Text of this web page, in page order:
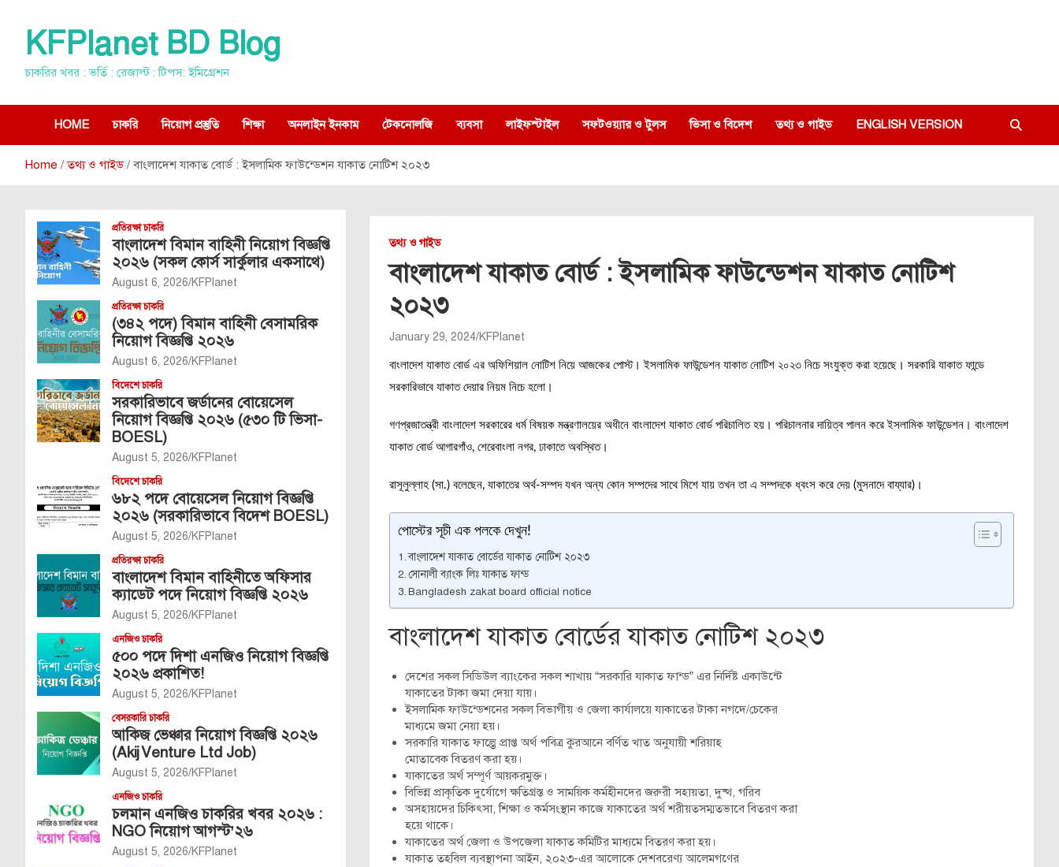
contentKFPlanet BD Blog
চাকরির খবর : ভর্তি : রেজাল্ট : টিপস: ইমিগ্রেশন
HOME চাকরি নিয়োগ প্রস্তুতি শিক্ষা অনলাইন ইনকাম টেকনোলজি ব্যবসা লাইফস্টাইল সফটওয়্যার ও টুলস ভিসা ও বিদেশ তথ্য ও গাইড ENGLISH VERSION
Home তথ্য ও গাইড বাংলাদেশ যাকাত বোর্ড : ইসলামিক ফাউন্ডেশন যাকাত নোটিশ ২০২৩
তথ্য ও গাইড
বাংলাদেশ যাকাত বোর্ড : ইসলামিক ফাউন্ডেশন যাকাত নোটিশ
২০২৩
January 29, 2024 KFPlanet
বাংলাদেশ যাকাত বোর্ড এর অফিশিয়াল নোটিশ নিয়ে আজকের পোস্ট। ইসলামিক ফাউন্ডেশন যাকাত নোটিশ ২০২৩ নিচে সংযুক্ত করা হয়েছে। সরকারি যাকাত ফান্ডে
সরকারিভাবে যাকাত দেয়ার নিয়ম নিচে হলো।
গণপ্রজাতন্ত্রী বাংলাদেশ সরকারের ধর্ম বিষয়ক মন্ত্রণালয়ের অধীনে বাংলাদেশ যাকাত বোর্ড পরিচালিত হয়। পরিচালনার দায়িত্ব পালন করে ইসলামিক ফাউন্ডেশন। বাংলাদেশ
যাকাত বোর্ড আগারগাঁও, শেরেবাংলা নগর, ঢাকাতে অবস্থিত।
রাসূলুল্লাহ (সা.) বলেছেন, যাকাতের অর্থ-সম্পদ যখন অন্য কোন সম্পদের সাথে মিশে যায় তখন তা এ সম্পদকে ধ্বংস করে দেয় (মুসনাদে বায্যার)।
পোস্টের সূচী এক পলকে দেখুন!
বাংলাদেশ যাকাত বোর্ডের যাকাত নোটিশ ২০২৩
সোনালী ব্যাংক লিঃ যাকাত ফান্ড
Bangladesh zakat board official notice
বাংলাদেশ যাকাত বোর্ডের যাকাত নোটিশ ২০২৩
দেশের সকল সিডিউল ব্যাংকের সকল শাখায় “সরকারি যাকাত ফান্ড” এর নির্দিষ্ট একাউন্টে
যাকাতের টাকা জমা দেয়া যায়।
ইসলামিক ফাউন্ডেশনের সকল বিভাগীয় ও জেলা কার্যালয়ে যাকাতের টাকা নগদে/চেকের
মাধ্যমে জমা নেয়া হয়।
সরকারি যাকাত ফাল্তে প্রাপ্ত অর্থ পবিত্র কুরআনে বর্ণিত খাত অনুযায়ী শরিয়াহ
মোতাবেক বিতরণ করা হয়।
যাকাতের অর্থ সম্পূর্ণ আয়করমুক্ত।
বিভিন্ন প্রাকৃতিক দুর্যোগে ক্ষতিগ্রস্ত ও সাময়িক কর্মহীনদের জরুরী সহায়তা, দুষ্থ, গরিব
অসহায়দের চিকিৎসা, শিক্ষা ও কর্মসংস্থান কাজে যাকাতের অর্থ শরীয়তসম্মতভাবে বিতরণ করা
হয়ে থাকে।
যাকাতের অর্থ জেলা ও উপজেলা যাকাত কমিটির মাধ্যমে বিতরণ করা হয়।
যাকাত তহবিল ব্যবস্থাপনা আইন, ২০২৩-এর আলোকে দেশবরেণ্য আলেমগণের
প্রতিরক্ষা চাকরি
বাংলাদেশ বিমান বাহিনী নিয়োগ বিজ্ঞপ্তি
২০২৬ (সকল কোর্স সার্কুলার একসাথে)
August 6, 2026 KFPlanet
প্রতিরক্ষা চাকরি
(৩৪২ পদে) বিমান বাহিনী বেসামরিক
নিয়োগ বিজ্ঞপ্তি ২০২৬
August 6, 2026 KFPlanet
বিদেশে চাকরি
সরকারিভাবে জর্ডানের বোয়েসেল
নিয়োগ বিজ্ঞপ্তি ২০২৬ (৫৩০ টি ভিসা-
BOESL)
August 5, 2026 KFPlanet
বিদেশে চাকরি
৬৮২ পদে বোয়েসেল নিয়োগ বিজ্ঞপ্তি
২০২৬ (সরকারিভাবে বিদেশ BOESL)
August 5, 2026 KFPlanet
প্রতিরক্ষা চাকরি
বাংলাদেশ বিমান বাহিনীতে অফিসার
ক্যাডেট পদে নিয়োগ বিজ্ঞপ্তি ২০২৬
August 5, 2026 KFPlanet
এনজিও চাকরি
৫০০ পদে দিশা এনজিও নিয়োগ বিজ্ঞপ্তি
২০২৬ প্রকাশিত!
August 5, 2026 KFPlanet
বেসরকারি চাকরি
আকিজ ভেঞ্চার নিয়োগ বিজ্ঞপ্তি ২০২৬
(Akij Venture Ltd Job)
August 5, 2026 KFPlanet
এনজিও চাকরি
চলমান এনজিও চাকরির খবর ২০২৬ :
NGO নিয়োগ আগস্ট’২৬
August 5, 2026 KFPlanet